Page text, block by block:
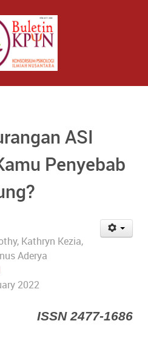
ASI
Penyebab
Kathryn Kezia,
Aderya
2022
ISSN 2477-1686